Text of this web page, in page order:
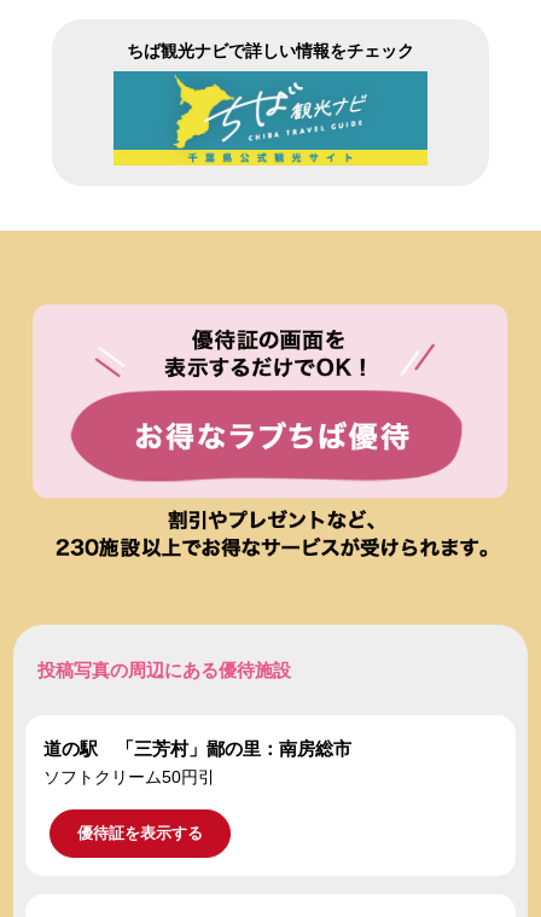
ちば観光ナビで詳しい情報をチェック
投稿写真の周辺にある優待施設
道の駅 「三芳村」鄙の里：南房総市
ソフトクリーム50円引
優待証を表示する